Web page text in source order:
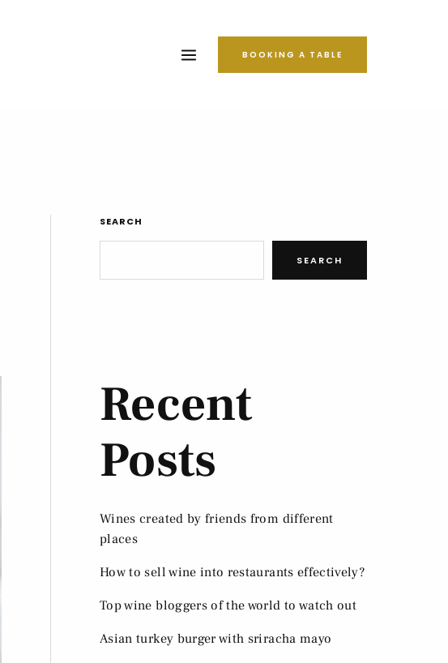
BOOKING A TABLE
SEARCH
SEARCH
Recent
Posts
Wines created by friends from different
places
How to sell wine into restaurants effectively?
Top wine bloggers of the world to watch out
Asian turkey burger with sriracha mayo